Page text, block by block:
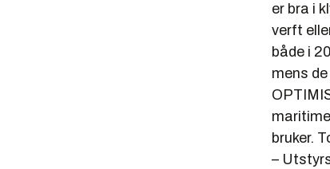
er bra i
verft
både i
mens
bruker.
–